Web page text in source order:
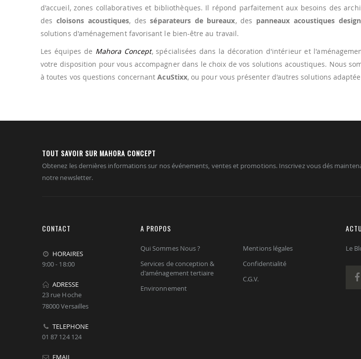
d'accueil, zones collaboratives et bibliothèques. Il répond parfaitement aux besoins des
des cloisons acoustiques, desséparateurs de bureaux, des panneaux acoustiques design
solutions d'aménagement favorisant le bien-être au travail.
Les équipes de Mahora Concept, spécialisées dans la décoration d'intérieur et
votre disposition pour vous accompagner dans le choix de vos solutions acoustiques. Nous
à toutes vos questions concernantAcuStixx, ou pour vous présenter d'autres solutions
TOUT SAVOIR SUR MAHORA CONCEPT
Obtenez les dernières informations sur nos événements, ventes et promotions. Inscrivez vous dés
notre newsletter.
CONTACT
HORAIRES
9:00 - 18:00
ADRESSE
23 rue Hoche
78000 Versailles
TELEPHONE
01 87 124 124
EMAIL
A PROPOS
Qui Sommes Nous ?
Services de conception &
d'aménagement tertiaire
Environnement
Mentions légales
Confidentialité
C.G.V.
Le